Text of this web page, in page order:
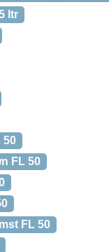
ltr
50
FL 50
FL 50